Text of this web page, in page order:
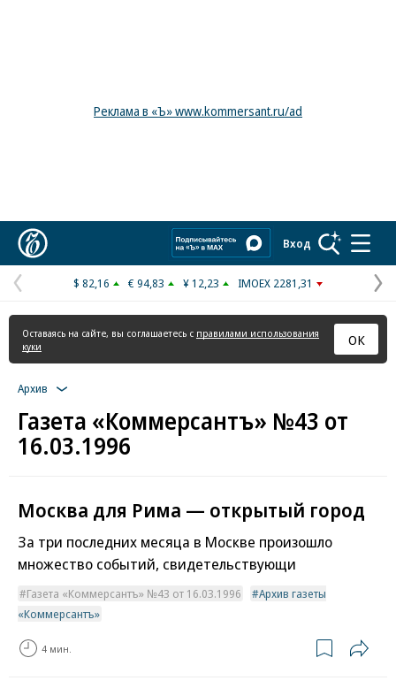
Реклама в «Ъ» www.kommersant.ru/ad
Вход
Предыдущая
страница
$ 82,16 € 94,83 ¥ 12,23 IMOEX 2281,31
Оставаясь на сайте, вы соглашаетесь с правилами использования
куки
ОК
Архив
Газета «Коммерсантъ» №43 от
16.03.1996
Москва для Рима — открытый город
За три последних месяца в Москве произошло
множество событий, свидетельствующи
Газета «Коммерсантъ» №43 от 16.03.1996
Архив газеты
«Коммерсантъ»
4 мин.